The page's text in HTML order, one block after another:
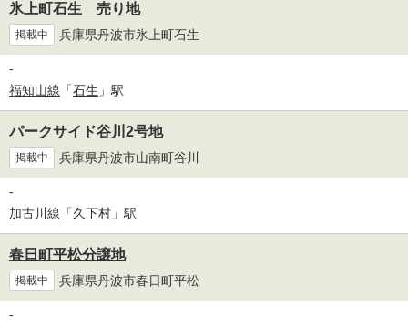
氷上町石生 売り地
掲載中 兵庫県丹波市氷上町石生
-
福知山線 「石生 」駅
パークサイド谷川2号地
掲載中 兵庫県丹波市山南町谷川
-
加古川線 「久下村 」駅
春日町平松分譲地
掲載中 兵庫県丹波市春日町平松
-